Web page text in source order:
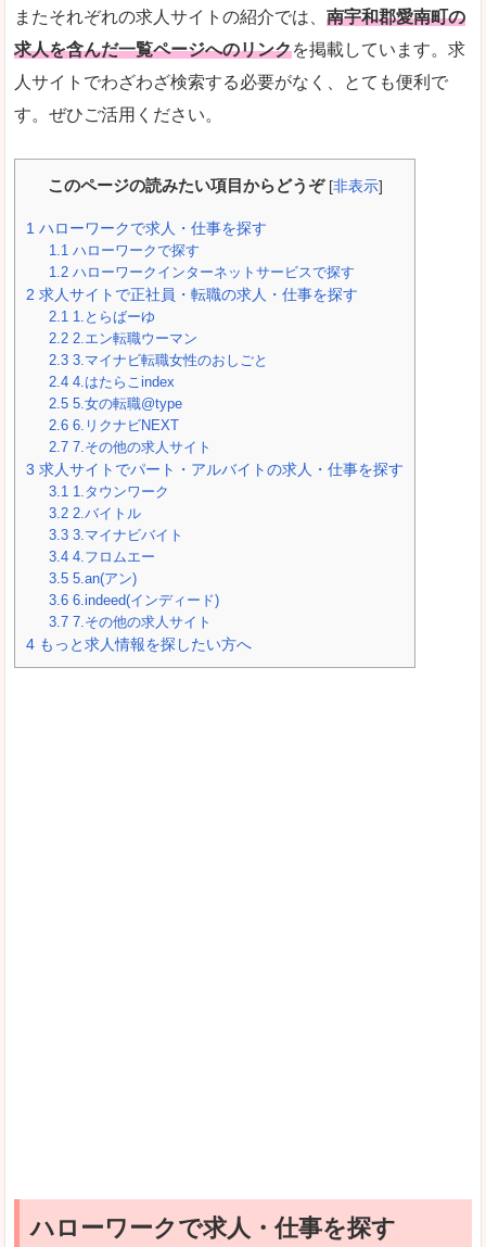
またそれぞれの求人サイトの紹介では、 南宇和郡愛南町の
求人を含んだ一覧ページへのリンクを掲載しています。求
人サイトでわざわざ検索する必要がなく、とても便利で
す。ぜひご活用ください。
このページの読みたい項目からどうぞ [非表示]
1 ハローワークで求人・仕事を探す
1.1 ハローワークで探す
1.2 ハローワークインターネットサービスで探す
2 求人サイトで正社員・転職の求人・仕事を探す
2.1 1.とらばーゆ
2.2 2.エン転職ウーマン
2.3 3.マイナビ転職女性のおしごと
2.4 4.はたらこindex
2.5 5.女の転職@type
2.6 6.リクナビNEXT
2.7 7.その他の求人サイト
3 求人サイトでパート・アルバイトの求人・仕事を探す
3.1 1.タウンワーク
3.2 2.バイトル
3.3 3.マイナビバイト
3.4 4.フロムエー
3.5 5.an(アン)
3.6 6.indeed(インディード)
3.7 7.その他の求人サイト
4 もっと求人情報を探したい方へ
ハローワークで求人・仕事を探す